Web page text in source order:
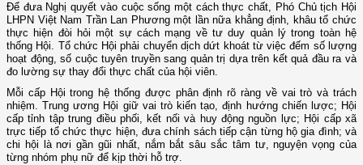
Để đưa Nghị quyết vào cuộc sống một cách thực chất, Phó Chủ tịch Hội
LHPN Việt Nam Trần Lan Phương một lần nữa khẳng định, khâu tổ chức
thực hiện đòi hỏi một sự cách mạng về tư duy quản lý trong toàn hệ
thống Hội. Tổ chức Hội phải chuyển dịch dứt khoát từ việc đếm số lượng
hoạt động, số cuộc tuyên truyền sang quản trị dựa trên kết quả đầu ra và
đo lường sự thay đổi thực chất của hội viên.
Mỗi cấp Hội trong hệ thống được phân định rõ ràng về vai trò và trách
nhiệm. Trung ương Hội giữ vai trò kiến tạo, định hướng chiến lược; Hội
cấp tỉnh tập trung điều phối, kết nối và huy động nguồn lực; Hội cấp xã
trực tiếp tổ chức thực hiện, đưa chính sách tiếp cận từng hộ gia đình; và
chi hội là nơi gần gũi nhất, nắm bắt sâu sắc tâm tư, nguyện vọng của
từng nhóm phụ nữ để kịp thời hỗ trợ.